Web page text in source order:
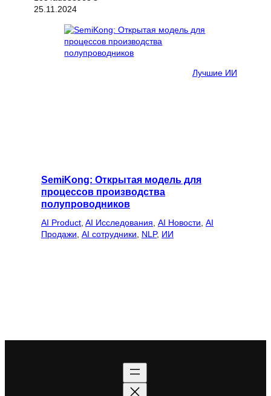
25.11.2024
Лучшие ИИ
SemiKong: Открытая модель для
процессов производства
полупроводников
AI Product, AI Исследования, AI Новости, AI
Продажи, AI сотрудники, NLP, ИИ